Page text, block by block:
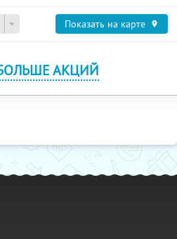
Показать на карте
АКЦИЙ